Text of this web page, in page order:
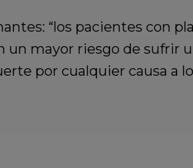
“los pacientes con
un mayor riesgo de sufrir
por cualquier causa a